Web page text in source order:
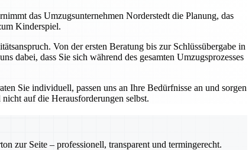
das Umzugsunternehmen Norderstedt die Planung, das
Kinderspiel.
Von der ersten Beratung bis zur Schlüssübergabe in
dabei, dass Sie sich während des gesamten Umzugsprozesses
Sie individuell, passen uns an Ihre Bedürfnisse an und sorgen
auf die Herausforderungen selbst.
zur Seite – professionell, transparent und termingerecht.